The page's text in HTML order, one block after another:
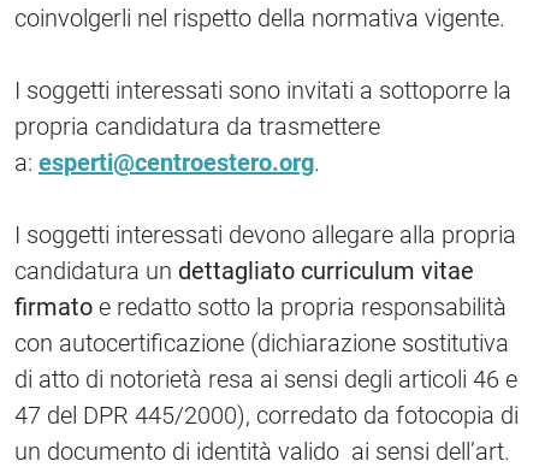
coinvolgerli nel rispetto della normativa vigente.
I soggetti interessati sono invitati a sottoporre la
propria candidatura da trasmettere
a: esperti@centroestero.org.
I soggetti interessati devono allegare alla propria
candidatura un dettagliato curriculum vitae
firmato e redatto sotto la propria responsabilità
con autocertificazione (dichiarazione sostitutiva
di atto di notorietà resa ai sensi degli articoli 46 e
47 del DPR 445/2000), corredato da fotocopia di
un documento di identità valido ai sensi dell’art.